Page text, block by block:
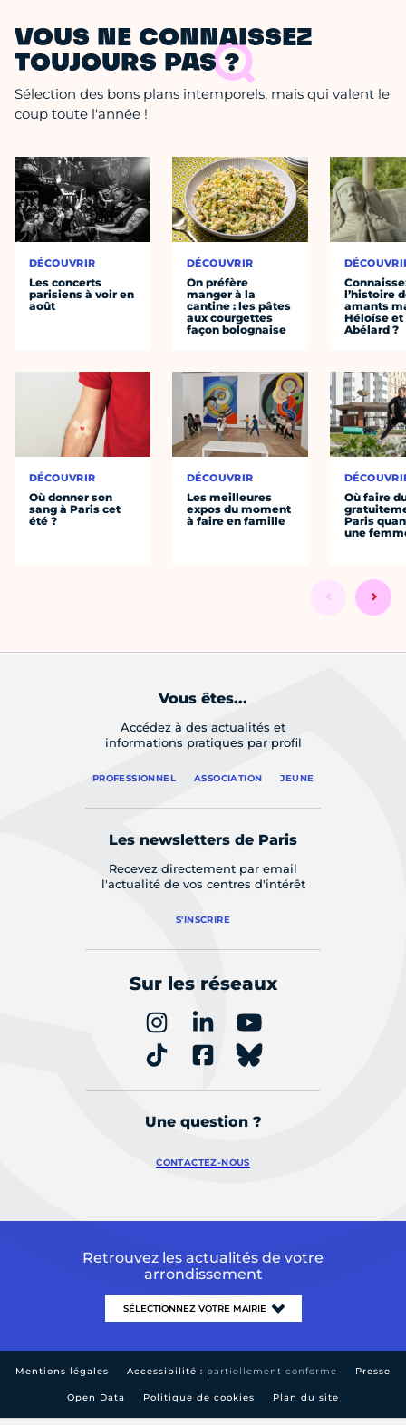
VOUS NE CONNAISSEZ
TOUJOURS PAS ?
Sélection des bons plans intemporels, mais qui valent le
coup toute l'année !
DÉCOUVRIR
Les concerts
parisiens à voir en
août
DÉCOUVRIR
Où donner son
sang à Paris cet
été ?
DÉCOUVRIR
On préfère
manger à la
cantine : les pâtes
aux courgettes
façon bolognaise
DÉCOUVRIR
Les meilleures
expos du moment
à faire en famille
l’histoire
amants
Héloïse et
Abélard ?
Où faire
Paris
une
Vous êtes...
Accédez à des actualités et
informations pratiques par profil
PROFESSIONNEL ASSOCIATION JEUNE
Les newsletters de Paris
Recevez directement par email
l'actualité de vos centres d'intérêt
S'INSCRIRE
Sur les réseaux
Une question ?
CONTACTEZ-NOUS
Retrouvez les actualités de votre
arrondissement
Mentions légales Accessibilité : partiellement conforme Presse
Open Data Politique de cookies Plan du site